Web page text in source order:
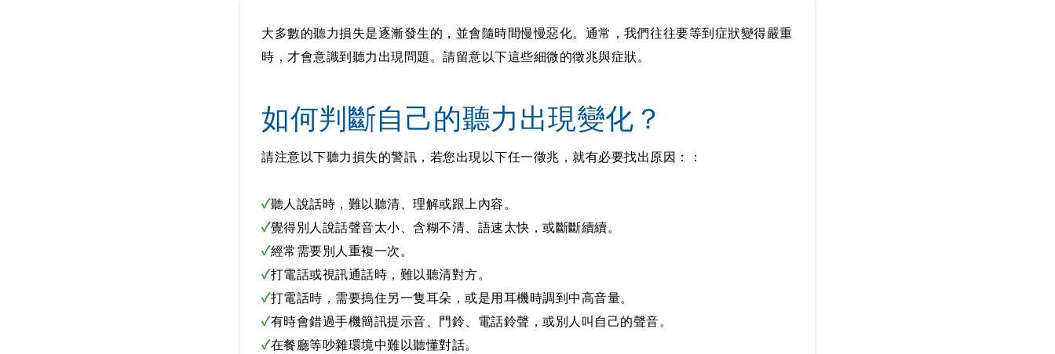
大多數的聽力損失是逐漸發生的，並會隨時間慢慢惡化。通常，我們往往要等到症狀變得嚴重
時，才會意識到聽力出現問題。請留意以下這些細微的徵兆與症狀。
如何判斷自己的聽力出現變化？
請注意以下聽力損失的警訊，若您出現以下任一徵兆，就有必要找出原因：：
✓聽人說話時，難以聽清、理解或跟上內容。
✓覺得別人說話聲音太小、含糊不清、語速太快，或斷斷續續。
✓經常需要別人重複一次。
✓打電話或視訊通話時，難以聽清對方。
✓打電話時，需要摀住另一隻耳朵，或是用耳機時調到中高音量。
✓有時會錯過手機簡訊提示音、門鈴、電話鈴聲，或別人叫自己的聲音。
✓在餐廳等吵雜環境中難以聽懂對話。